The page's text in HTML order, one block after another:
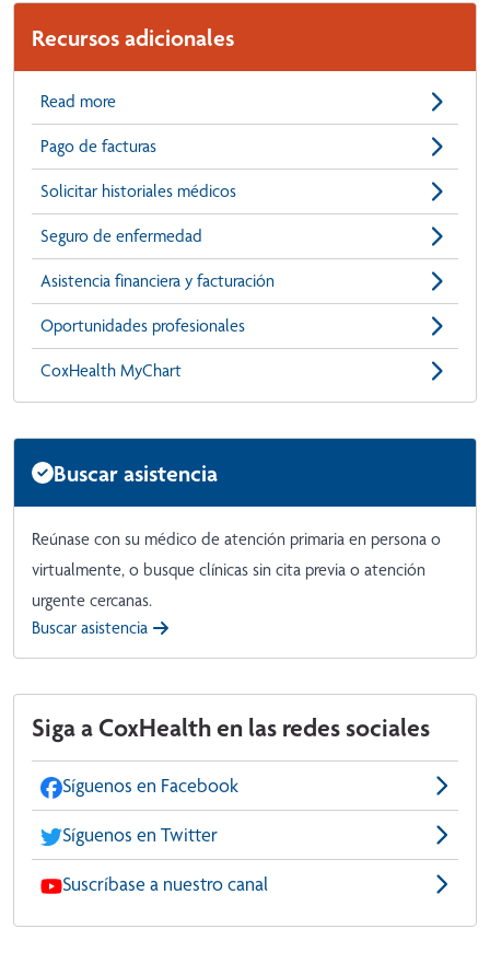
Recursos adicionales
Read more
Pago de facturas
Solicitar historiales médicos
Seguro de enfermedad
Asistencia financiera y facturación
Oportunidades profesionales
CoxHealth MyChart
Buscar asistencia
Reúnase con su médico de atención primaria en persona o
virtualmente, o busque clínicas sin cita previa o atención
urgente cercanas.
Buscar asistencia
Siga a CoxHealth en las redes sociales
Síguenos en Facebook
Síguenos en Twitter
Suscríbase a nuestro canal